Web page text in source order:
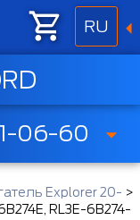
RU
06-60
Explorer 20- >
RL3E-6B274-